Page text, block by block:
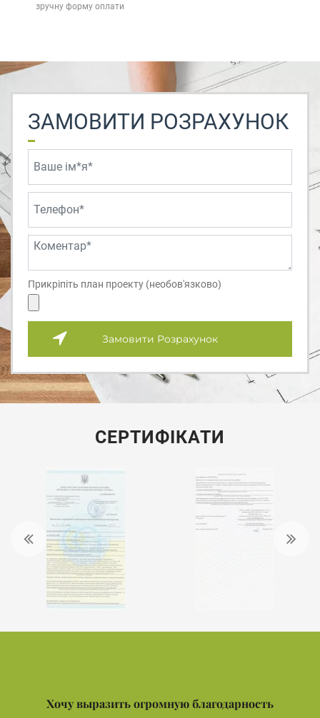
зручну форму оплати
ЗАМОВИТИ РОЗРАХУНОК
Прикріпіть план проекту (необов'язково)
Замовити Розрахунок
СЕРТИФІКАТИ
Хочу выразить огромную благодарность